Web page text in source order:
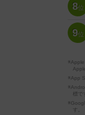
8位
9位
※Apple
※App
標で
す。